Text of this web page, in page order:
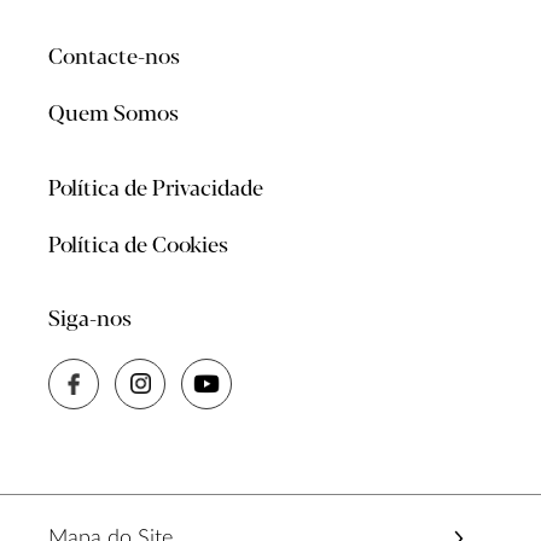
Contacte-nos
Quem Somos
Política de Privacidade
Política de Cookies
Siga-nos